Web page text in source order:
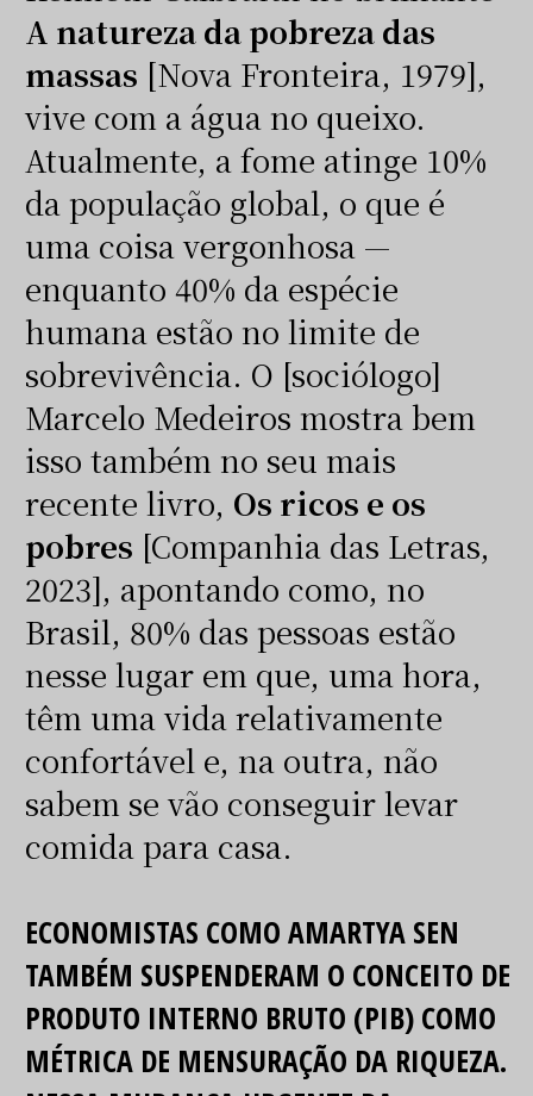
A natureza da pobreza das
massas [Nova Fronteira, 1979],
vive com a água no queixo.
Atualmente, a fome atinge 10%
da população global, o que é
uma coisa vergonhosa —
enquanto 40% da espécie
humana estão no limite de
sobrevivência. O [sociólogo]
Marcelo Medeiros mostra bem
isso também no seu mais
recente livro, Os ricos e os
pobres [Companhia das Letras,
2023], apontando como, no
Brasil, 80% das pessoas estão
nesse lugar em que, uma hora,
têm uma vida relativamente
confortável e, na outra, não
sabem se vão conseguir levar
comida para casa.
ECONOMISTAS COMO AMARTYA SEN
TAMBÉM SUSPENDERAM O CONCEITO DE
PRODUTO INTERNO BRUTO (PIB) COMO
MÉTRICA DE MENSURAÇÃO DA RIQUEZA.